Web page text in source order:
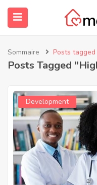
(À Propos)
Sommaire Posts
Posts Tagged
Development